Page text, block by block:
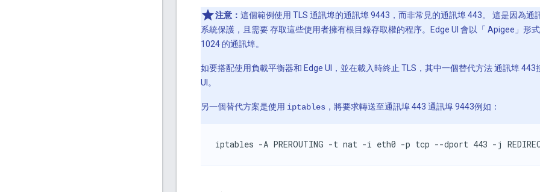
注意： 這個範例使用 TLS 通訊埠的通訊埠 9443，而非常見的通訊埠 443。 這是因為通
系統保護，且需要 存取這些使用者擁有根目錄存取權的程序。Edge UI 會以「 Apigee」形
1024 的通訊埠。
如要搭配使用負載平衡器和 Edge UI，並在載入時終止 TLS，其中一個替代方法 通訊埠
UI。
另一個替代方案是使用 iptables ，將要求轉送至通訊埠 443 通訊埠 9443例如：
iptables -A PREROUTING -t nat -i eth0 -p tcp --dport 443 -j